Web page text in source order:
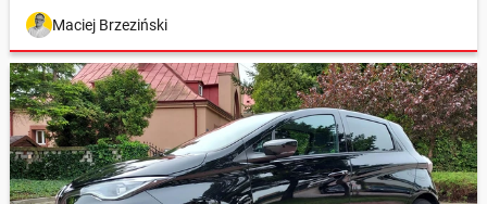
Maciej Brzeziński